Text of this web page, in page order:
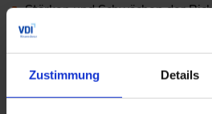
Zustimmung Details
Stärken und Schwächen der
Anwendung der FEM bei der
Schraubenverbindungen